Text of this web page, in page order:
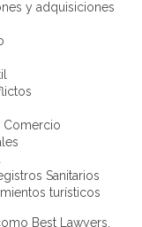
y adquisiciones
Comercio
Sanitarios
turísticos
Best Lawyers,